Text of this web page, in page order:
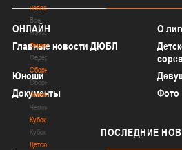
новости
Все
новости
Федерация
Федерация
Сборные
Сборные
Чемпионат
Чемпионат
Кубок
Кубок
Детско-
ОНЛАЙН
О
Главные новости ДЮБЛ
Юноши
Документы
Фото
ПОСЛЕДНИЕ